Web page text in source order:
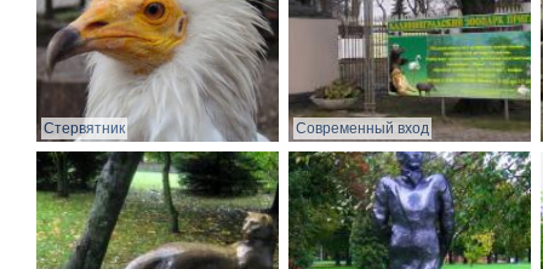
Стервятник Современный вход